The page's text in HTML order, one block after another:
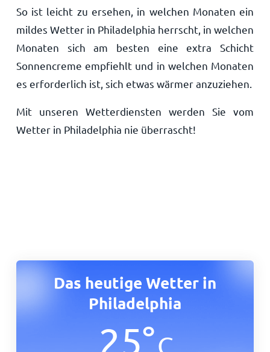
So ist leicht zu ersehen, in welchen Monaten ein
mildes Wetter in Philadelphia herrscht, in welchen
Monaten sich am besten eine extra Schicht
Sonnencreme empfiehlt und in welchen Monaten
es erforderlich ist, sich etwas wärmer anzuziehen.
Mit unseren Wetterdiensten werden Sie vom
Wetter in Philadelphia nie überrascht!
Das heutige Wetter in
Philadelphia
25°C